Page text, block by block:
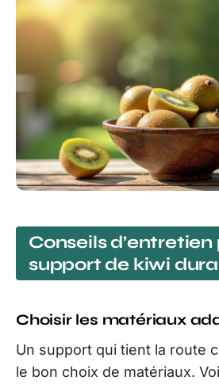
Conseils d’entretien
support de kiwi
Choisir les matériaux
Un support qui tient la route
le bon choix de matériaux.